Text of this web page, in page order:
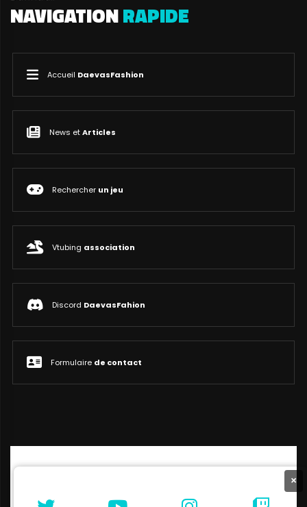
NAVIGATIONRAPIDE
Accueil DaevasFashion
News etArticles
Rechercher un jeu
Vtubing association
Discord DaevasFahion
Formulaire de contact
×